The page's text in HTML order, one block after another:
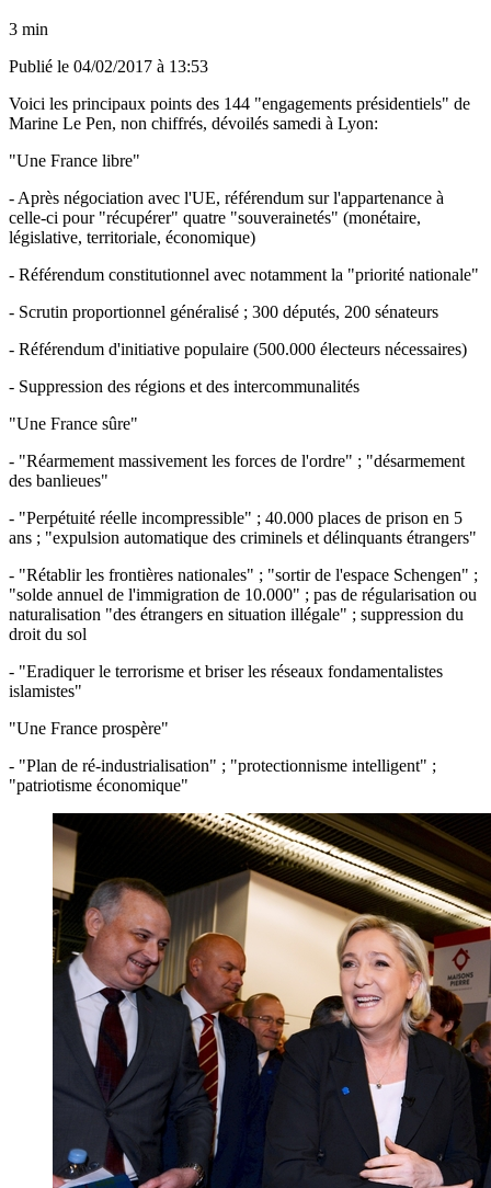
3 min
Publié le 04/02/2017 à 13:53
Voici les principaux points des 144 "engagements présidentiels" de
Marine Le Pen, non chiffrés, dévoilés samedi à Lyon:
"Une France libre"
- Après négociation avec l'UE, référendum sur l'appartenance à
celle-ci pour "récupérer" quatre "souverainetés" (monétaire,
législative, territoriale, économique)
- Référendum constitutionnel avec notamment la "priorité nationale"
- Scrutin proportionnel généralisé ; 300 députés, 200 sénateurs
- Référendum d'initiative populaire (500.000 électeurs nécessaires)
- Suppression des régions et des intercommunalités
"Une France sûre"
- "Réarmement massivement les forces de l'ordre" ; "désarmement
des banlieues"
- "Perpétuité réelle incompressible" ; 40.000 places de prison en 5
ans ; "expulsion automatique des criminels et délinquants étrangers"
- "Rétablir les frontières nationales" ; "sortir de l'espace Schengen" ;
"solde annuel de l'immigration de 10.000" ; pas de régularisation ou
naturalisation "des étrangers en situation illégale" ; suppression du
droit du sol
- "Eradiquer le terrorisme et briser les réseaux fondamentalistes
islamistes"
"Une France prospère"
- "Plan de ré-industrialisation" ; "protectionnisme intelligent" ;
"patriotisme économique"